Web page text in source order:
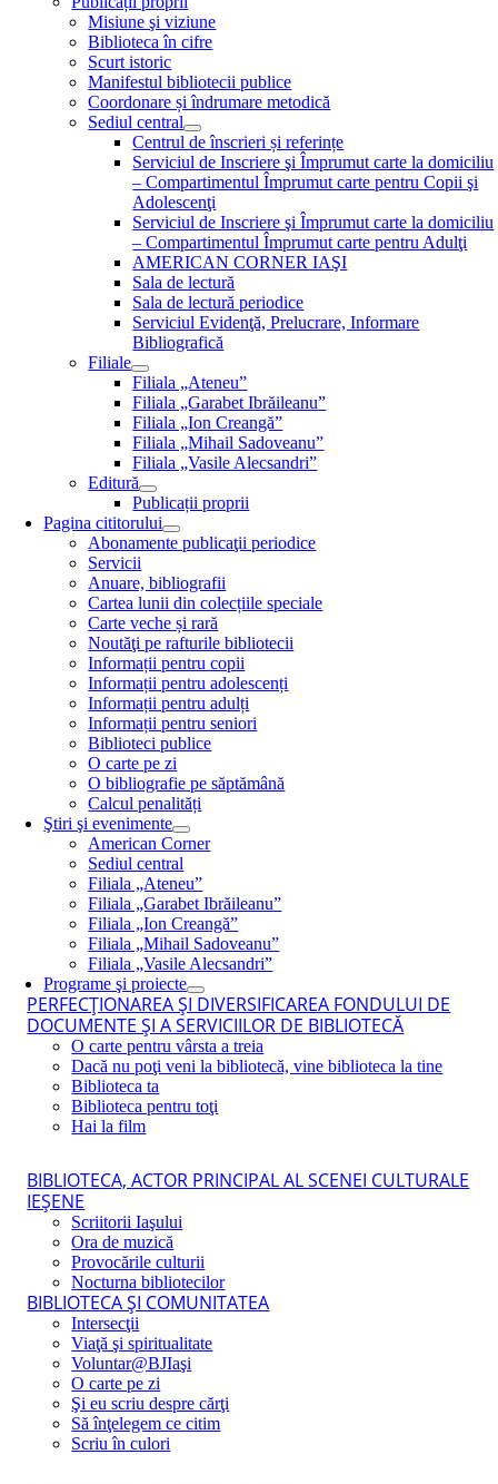
Misiune şi viziune
Biblioteca în cifre
Scurt istoric
Manifestul bibliotecii publice
Coordonare și îndrumare metodică
Sediul central
Centrul de înscrieri și referințe
Serviciul de Inscriere şi Împrumut carte la domiciliu
– Compartimentul Împrumut carte pentru Copii şi
Adolescenţi
Serviciul de Inscriere şi Împrumut carte la domiciliu
– Compartimentul Împrumut carte pentru Adulţi
AMERICAN CORNER IAŞI
Sala de lectură
Sala de lectură periodice
Serviciul Evidenţă, Prelucrare, Informare
Bibliografică
Filiale
Filiala „Ateneu”
Filiala „Garabet Ibrăileanu”
Filiala „Ion Creangă”
Filiala „Mihail Sadoveanu”
Filiala „Vasile Alecsandri”
Editură
Publicații proprii
Pagina cititorului
Abonamente publicaţii periodice
Servicii
Anuare, bibliografii
Cartea lunii din colecțiile speciale
Carte veche și rară
Noutăţi pe rafturile bibliotecii
Informații pentru copii
Informații pentru adolescenți
Informații pentru adulți
Informații pentru seniori
Biblioteci publice
O carte pe zi
O bibliografie pe săptămână
Calcul penalități
Ştiri şi evenimente
American Corner
Sediul central
Filiala „Ateneu”
Filiala „Garabet Ibrăileanu”
Filiala „Ion Creangă”
Filiala „Mihail Sadoveanu”
Filiala „Vasile Alecsandri”
Programe şi proiecte
PERFECŢIONAREA ŞI DIVERSIFICAREA FONDULUI DE
DOCUMENTE ŞI A SERVICIILOR DE BIBLIOTECĂ
O carte pentru vârsta a treia
Dacă nu poţi veni la bibliotecă, vine biblioteca la tine
Biblioteca ta
Biblioteca pentru toţi
Hai la film
BIBLIOTECA, ACTOR PRINCIPAL AL SCENEI CULTURALE
IEŞENE
Scriitorii Iaşului
Ora de muzică
Provocările culturii
Nocturna bibliotecilor
BIBLIOTECA ŞI COMUNITATEA
Intersecţii
Viaţă şi spiritualitate
Voluntar@BJIaşi
O carte pe zi
Şi eu scriu despre cărţi
Să înţelegem ce citim
Scriu în culori